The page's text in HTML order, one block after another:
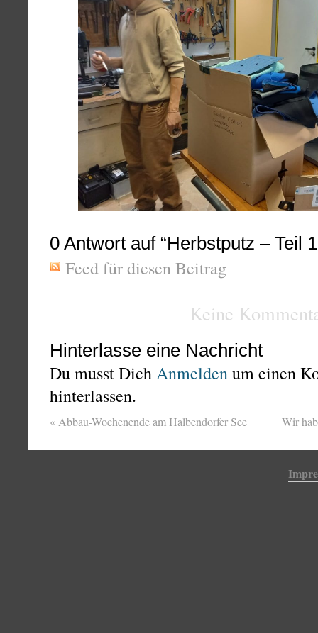
0 Antwort auf “Herbstputz – Teil
Feed für diesen Beitrag
Keine
Hinterlasse eine Nachricht
Du musst DichAnmeldenum einen
hinterlassen.
« Abbau-Wochenende am Halbendorfer See Wir